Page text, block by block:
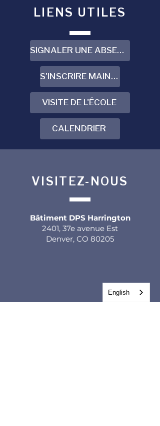
LIENS UTILES
SIGNALER UNE ABSENCE
S'INSCRIRE MAINTENANT
VISITE DE L'ÉCOLE
CALENDRIER
VISITEZ-NOUS
Bâtiment DPS Harrington
2401, 37e avenue Est
Denver, CO 80205
English